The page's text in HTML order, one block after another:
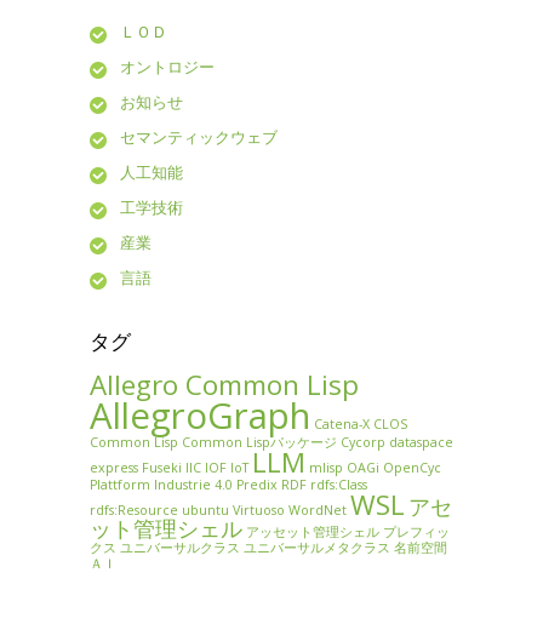
ＬＯＤ
オントロジー
お知らせ
セマンティックウェブ
人工知能
工学技術
産業
言語
タグ
Allegro Common Lisp
AllegroGraph Catena-X CLOS
Common Lisp Common Lispパッケージ Cycorp dataspace
express Fuseki IIC IOF IoT LLM mlisp OAGi OpenCyc
Plattform Industrie 4.0 Predix RDF rdfs:Class
rdfs:Resource ubuntu Virtuoso WordNet WSL アセ
ット管理シェル アッセット管理シェル プレフィッ
クス ユニバーサルクラス ユニバーサルメタクラス 名前空間
ＡＩ